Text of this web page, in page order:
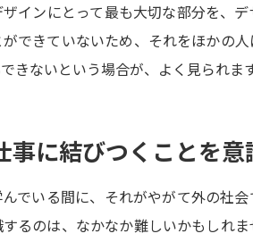
インにとって最も大切な部分を、
できていないため、それをほかの
きないという場合が、よく見られます
事に結びつくことを意
でいる間に、それがやがて外の社
るのは、なかなか難しいかもしれ